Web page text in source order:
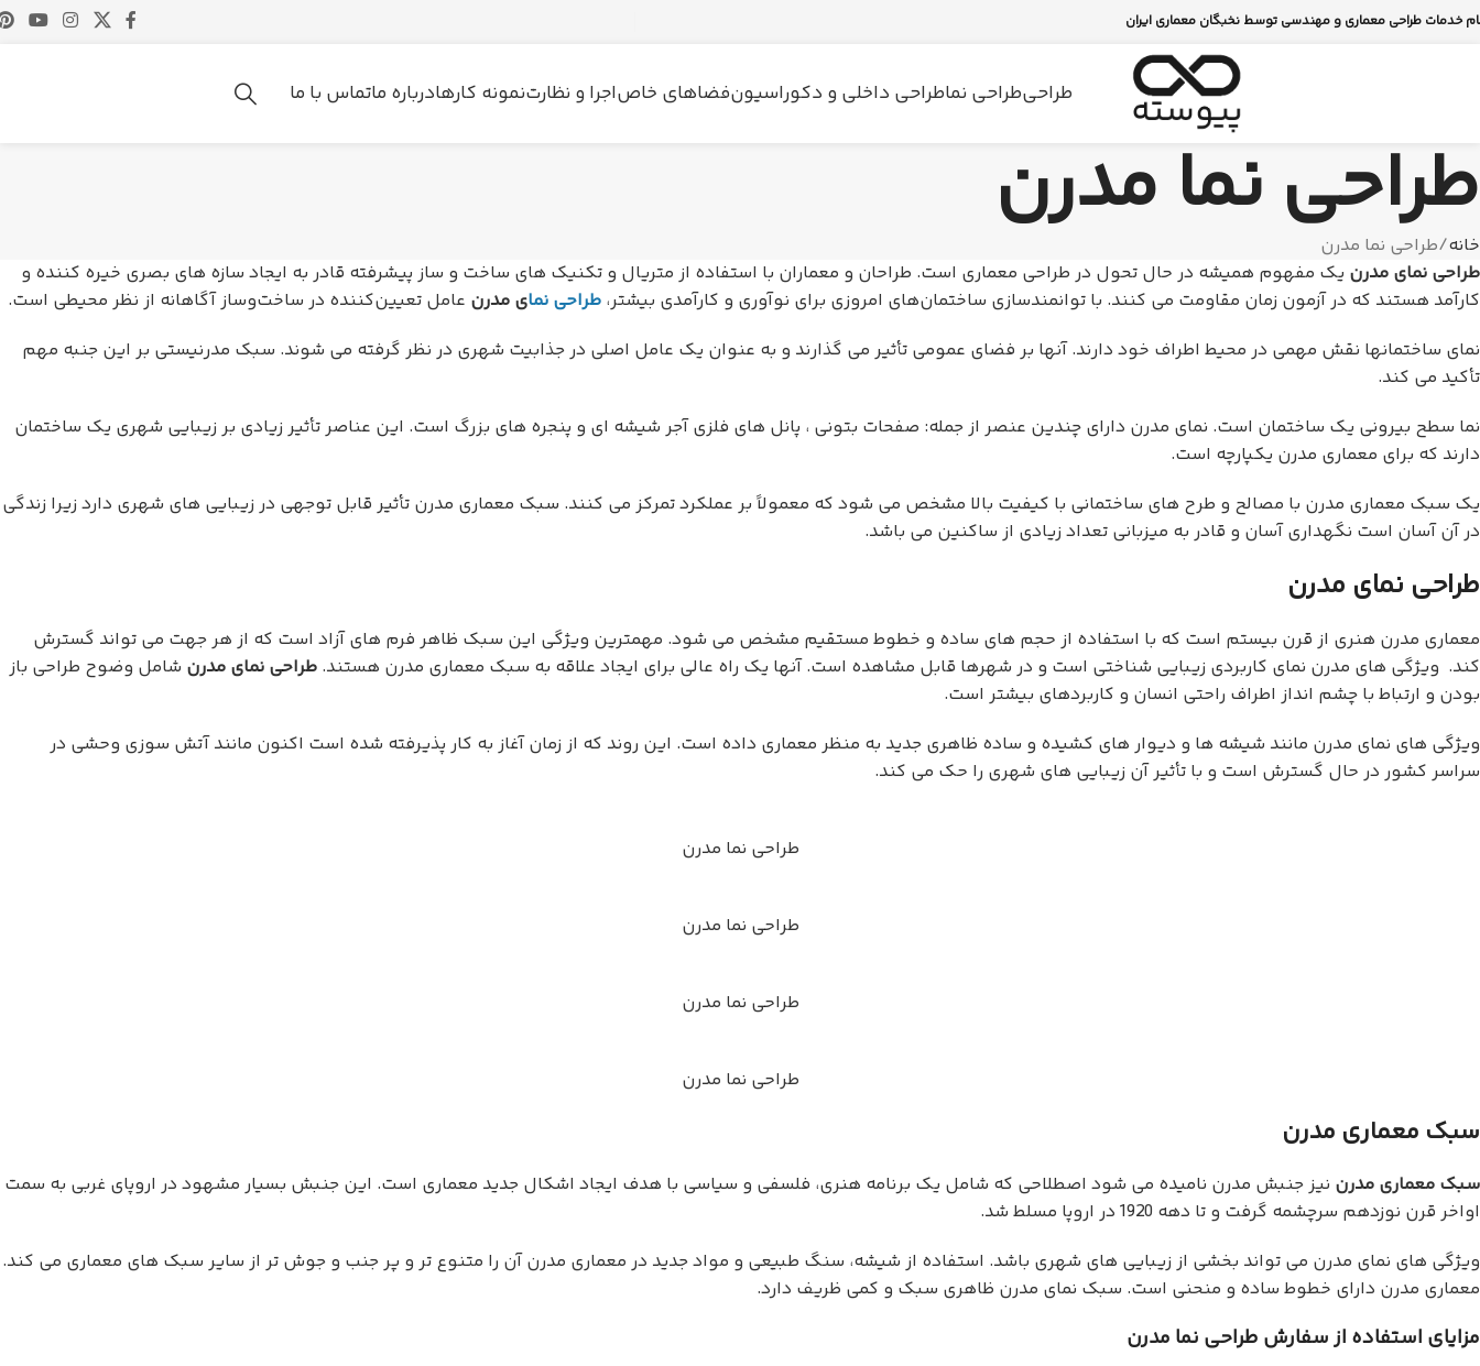
خدمات طراحی معماری و مهندسی توسط نخبگان معماری ایران
طراحیطراحی نماطراحی داخلی و دکوراسیونفضاهای خاصاجرا و نظارتنمونه کارهادرباره ماتماس با ما
طراحی نما مدرن
خانه طراحی نما مدرن
طراحی نمای مدرن یک مفهوم همیشه در حال تحول در طراحی معماری است. طراحان و معماران با استفاده از متریال و تکنیک های ساخت و ساز پیشرفته قادر به ایجاد سازه های بصری خیره کننده و
کارآمد هستند که در آزمون زمان مقاومت می کنند. با توانمندسازی ساختمان‌های امروزی برای نوآوری و کارآمدی بیشتر، طراحی نمای مدرن عامل تعیین‌کننده در ساخت‌وساز آگاهانه از نظر محیطی است.
نمای ساختمانها نقش مهمی در محیط اطراف خود دارند. آنها بر فضای عمومی تأثیر می گذارند و به عنوان یک عامل اصلی در جذابیت شهری در نظر گرفته می شوند. سبک مدرنیستی بر این جنبه مهم
تأکید می کند.
نما سطح بیرونی یک ساختمان است. نمای مدرن دارای چندین عنصر از جمله: صفحات بتونی ، پانل های فلزی آجر شیشه ای و پنجره های بزرگ است. این عناصر تأثیر زیادی بر زیبایی شهری یک ساختمان
دارند که برای معماری مدرن یکپارچه است.
یک سبک معماری مدرن با مصالح و طرح های ساختمانی با کیفیت بالا مشخص می شود که معمولاً بر عملکرد تمرکز می کنند. سبک معماری مدرن تأثیر قابل توجهی در زیبایی های شهری دارد زیرا زندگی
در آن آسان است نگهداری آسان و قادر به میزبانی تعداد زیادی از ساکنین می باشد.
طراحی نمای مدرن
معماری مدرن هنری از قرن بیستم است که با استفاده از حجم های ساده و خطوط مستقیم مشخص می شود. مهمترین ویژگی این سبک ظاهر فرم های آزاد است که از هر جهت می تواند گسترش
کند. ویژگی های مدرن نمای کاربردی زیبایی شناختی است و در شهرها قابل مشاهده است. آنها یک راه عالی برای ایجاد علاقه به سبک معماری مدرن هستند. طراحی نمای مدرن شامل وضوح طراحی باز
بودن و ارتباط با چشم انداز اطراف راحتی انسان و کاربردهای بیشتر است.
ویژگی های نمای مدرن مانند شیشه ها و دیوار های کشیده و ساده ظاهری جدید به منظر معماری داده است. این روند که از زمان آغاز به کار پذیرفته شده است اکنون مانند آتش سوزی وحشی در
سراسر کشور در حال گسترش است و با تأثیر آن زیبایی های شهری را حک می کند.
طراحی نما مدرن
طراحی نما مدرن
طراحی نما مدرن
طراحی نما مدرن
سبک معماری مدرن
سبک معماری مدرن نیز جنبش مدرن نامیده می شود اصطلاحی که شامل یک برنامه هنری، فلسفی و سیاسی با هدف ایجاد اشکال جدید معماری است. این جنبش بسیار مشهود در اروپای غربی به سمت
اواخر قرن نوزدهم سرچشمه گرفت و تا دهه 1920 در اروپا مسلط شد.
ویژگی های نمای مدرن می تواند بخشی از زیبایی های شهری باشد. استفاده از شیشه، سنگ طبیعی و مواد جدید در معماری مدرن آن را متنوع تر و پر جنب و جوش تر از سایر سبک های معماری می کند.
معماری مدرن دارای خطوط ساده و منحنی است. سبک نمای مدرن ظاهری سبک و کمی ظریف دارد.
مزایای استفاده از سفارش طراحی نما مدرن